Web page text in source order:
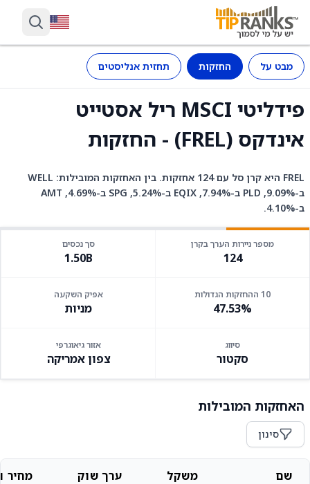
מבט על החזקות תחזית אנליסטים
פידליטי MSCI ריל אסטייט
אינדקס (FREL) - החזקות
FREL היא קרן סל עם 124 אחזקות. בין האחזקות המובילות: WELL
ב-9.09%, PLD ב-7.94%, EQIX ב-5.24%, SPG ב-4.69%, AMT
ב-4.10%.
מספר ניירות הערך בקרן
124
סך נכסים
1.50B
10 ההחזקות הגדולות
47.53%
אפיק השקעה
מניות
סיווג
סקטור
אזור גיאוגרפי
צפון אמריקה
האחזקות המובילות
סינון
שם משקל ערך שוק מחיר